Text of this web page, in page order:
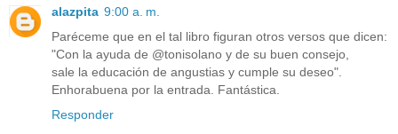
alazpita 9:00 a. m.
Paréceme que en el tal libro figuran otros versos que dicen:
"Con la ayuda de @tonisolano y de su buen consejo,
sale la educación de angustias y cumple su deseo".
Enhorabuena por la entrada. Fantástica.
Responder